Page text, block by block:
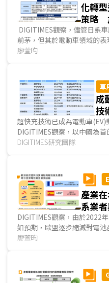
化轉
策略
潮
DIGITIMES觀察，儘管日系
前茅，但其於電動車領域的表
廖萱昀
車
成
技
次
超快充技術已成為電動車(EV)
DIGITIMES觀察，以中國為
級，布局4C及以上的超快充
DIGITIMES研究團隊
產業
系業
合作
DIGITIMES觀察，由於2022
如預期，歐盟逐步縮減對電
斷電池市場，歐系電池廠面
廖萱昀